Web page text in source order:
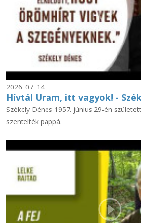
2026. 07. 14.
Hívtál Uram, itt vagyok! -
Székely Dénes 1957. június 29-én
szentelték pappá.